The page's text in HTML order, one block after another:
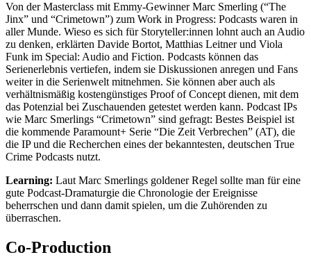
Von der Masterclass mit Emmy-Gewinner Marc Smerling (“The
Jinx” und “Crimetown”) zum Work in Progress: Podcasts waren in
aller Munde. Wieso es sich für Storyteller:innen lohnt auch an Audio
zu denken, erklärten Davide Bortot, Matthias Leitner und Viola
Funk im Special: Audio and Fiction. Podcasts können das
Serienerlebnis vertiefen, indem sie Diskussionen anregen und Fans
weiter in die Serienwelt mitnehmen. Sie können aber auch als
verhältnismäßig kostengünstiges Proof of Concept dienen, mit dem
das Potenzial bei Zuschauenden getestet werden kann. Podcast IPs
wie Marc Smerlings “Crimetown” sind gefragt: Bestes Beispiel ist
die kommende Paramount+ Serie “Die Zeit Verbrechen” (AT), die
die IP und die Recherchen eines der bekanntesten, deutschen True
Crime Podcasts nutzt.
Learning: Laut Marc Smerlings goldener Regel sollte man für eine
gute Podcast-Dramaturgie die Chronologie der Ereignisse
beherrschen und dann damit spielen, um die Zuhörenden zu
überraschen.
Co-Production